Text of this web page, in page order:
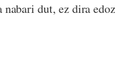
nabari dut, ez dira